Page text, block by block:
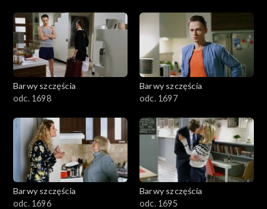
2901-3000
2801–2900
2701–2800
2501–2600
2401–2500
2301–2400
Barwy szczęścia
odc. 1698
Barwy szczęścia
odc. 1697
Barwy szczęścia
odc. 1696
Barwy szczęścia
odc. 1695